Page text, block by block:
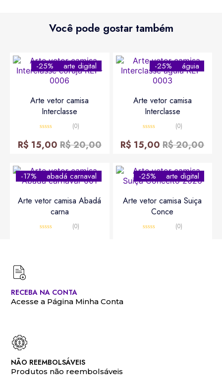
Você pode gostar também
-25% arte digital
Arte vetor camisa
Interclasse
0
de
(0)
R$20,00
R$ 15,00
-25% águia
Arte vetor camisa
Interclasse
0
de
(0)
R$20,00
R$ 15,00
-17% abadá carnaval
Arte vetor camisa Abadá
carna
(0)
-25% arte digital
Arte vetor camisa Suiça
Conce
(0)
RECEBA NA CONTA
Acesse a Página Minha Conta
NÃO REEMBOLSÁVEIS
Produtos não reembolsáveis